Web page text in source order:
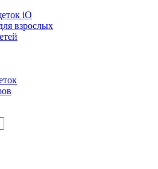
iO
взрослых